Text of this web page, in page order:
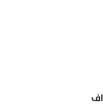
سجل 5 أهداف وصنع 3 أهداف